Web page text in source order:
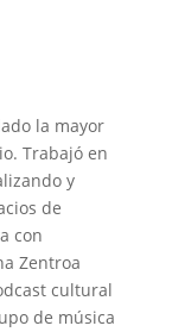
la mayor
Trabajó en
y
de
con
Zentroa
cultural
de música